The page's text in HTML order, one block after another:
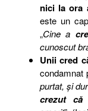
nici la ora
este un
„Cine a
cunoscut
Unii cred
condamnat
purtat, şi
crezut că